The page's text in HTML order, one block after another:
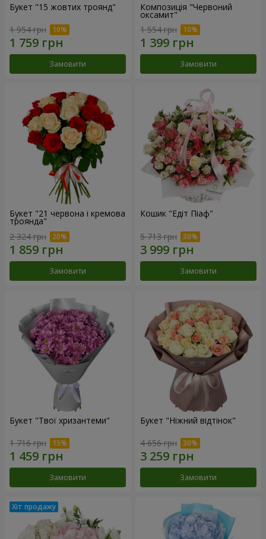
Букет "15 жовтих троянд"
1 954 грн
Замовити
Композиція "Червоний
оксамит"
1 554 грн
Замовити
Букет "21 червона і кремова
троянда"
2 324 грн
Замовити
Кошик "Едіт Піаф"
5 713 грн
Замовити
Букет "Твої хризантеми"
1 716 грн
Замовити
Букет "Ніжний відтінок"
4 656 грн
Замовити